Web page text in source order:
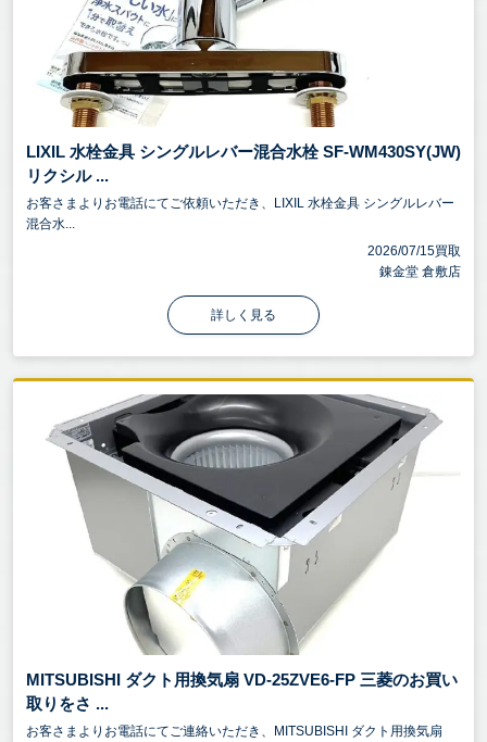
LIXIL 水栓金具 シングルレバー混合水栓 SF-WM430SY(JW)
リクシル ...
お客さまよりお電話にてご依頼いただき、LIXIL 水栓金具 シングルレバー
混合水...
2026/07/15買取
錬金堂 倉敷店
詳しく見る
MITSUBISHI ダクト用換気扇 VD-25ZVE6-FP 三菱のお買い
取りをさ ...
お客さまよりお電話にてご連絡いただき、MITSUBISHI ダクト用換気扇